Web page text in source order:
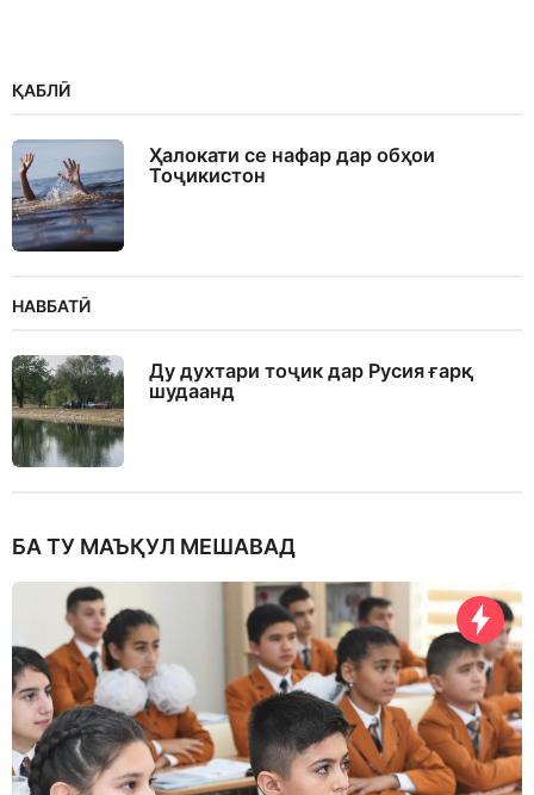
ҚАБЛӢ
Ҳалокати се нафар дар обҳои
Тоҷикистон
НАВБАТӢ
Ду духтари тоҷик дар Русия ғарқ
шудаанд
БА ТУ МАЪҚУЛ МЕШАВАД